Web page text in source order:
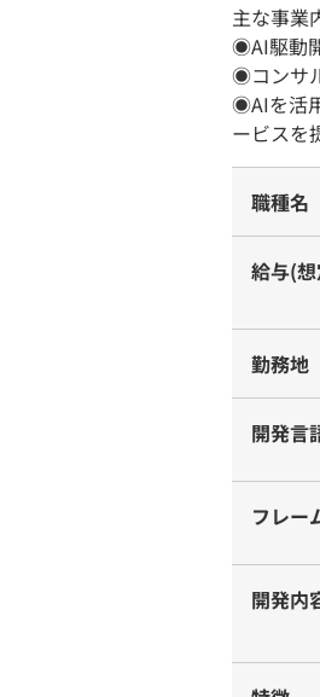
主な事業
◉AI駆動
◉コンサ
◉AIを活
ービスを
職種名
給与(
勤務地
開発言
フレー
開発内